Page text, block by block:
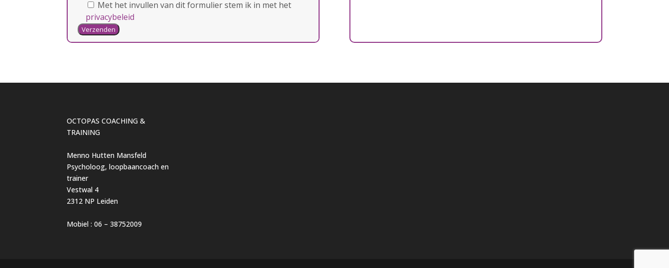
Met het invullen van dit formulier stem ik in met het
privacybeleid
OCTOPAS COACHING &
TRAINING
Menno Hutten Mansfeld
Psycholoog, loopbaancoach en
trainer
Vestwal 4
2312 NP Leiden
Mobiel : 06 – 38752009